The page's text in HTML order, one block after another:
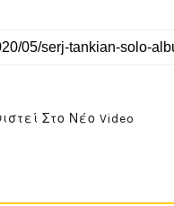
Στο Νέο Video